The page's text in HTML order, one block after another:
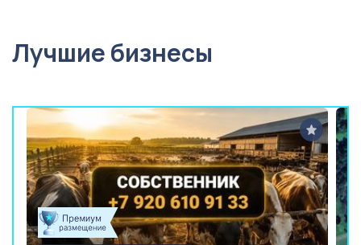
Лучшие бизнесы